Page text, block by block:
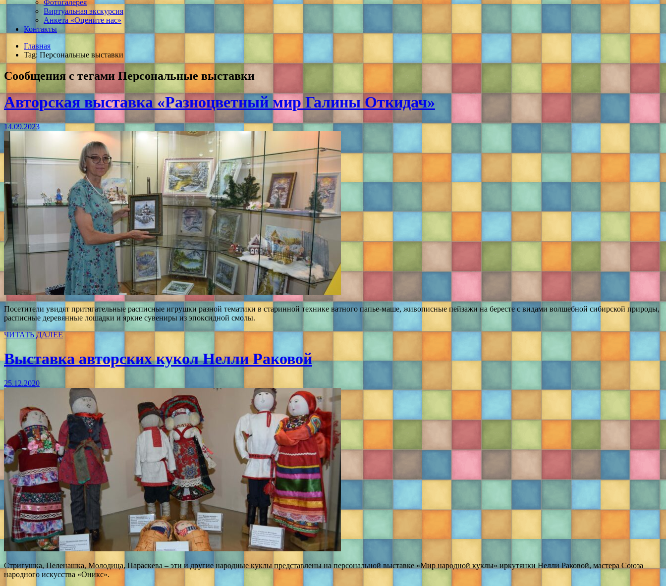
Фотогалерея
Виртуальная экскурсия
Анкета «Оцените нас»
Контакты
Главная
Tag: Персональные выставки
Сообщения с тегами Персональные выставки
Авторская выставка «Разноцветный мир Галины Откидач»
14.09.2023
Посетители увидят притягательные расписные игрушки разной тематики в старинной технике ватного папье-маше, живописные пейзажи на бересте с видами волшебной сибирской природы,
расписные деревянные лошадки и яркие сувениры из эпоксидной смолы.
ЧИТАТЬ ДАЛЕЕ
Выставка авторских кукол Нелли Раковой
25.12.2020
Стригушка, Пеленашка, Молодица, Параскева – эти и другие народные куклы представлены на персональной выставке «Мир народной куклы» иркутянки Нелли Раковой, мастера Союза
народного искусства «Оникс».